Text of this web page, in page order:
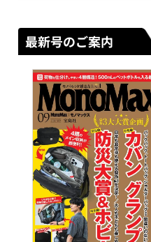
最新号のご案内